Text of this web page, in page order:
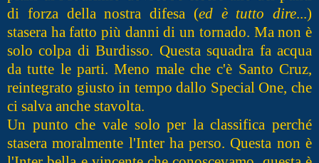
di forza della nostra difesa (ed è tutto dire...)
stasera ha fatto più danni di un tornado. Ma non è
solo colpa di Burdisso. Questa squadra fa acqua
da tutte le parti. Meno male che c'è Santo Cruz,
reintegrato giusto in tempo dallo Special One, che
ci salva anche stavolta.
Un punto che vale solo per la classifica perché
stasera moralmente l'Inter ha perso. Questa non è